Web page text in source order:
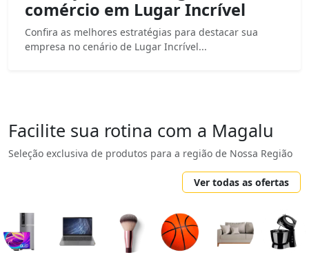
comércio em Lugar Incrível
Confira as melhores estratégias para destacar sua
empresa no cenário de Lugar Incrível...
Facilite sua rotina com a Magalu
Seleção exclusiva de produtos para a região de Nossa Região
Ver todas as ofertas